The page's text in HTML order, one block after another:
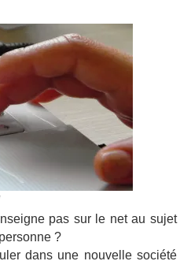
pas sur le net au sujet
?
dans une nouvelle société